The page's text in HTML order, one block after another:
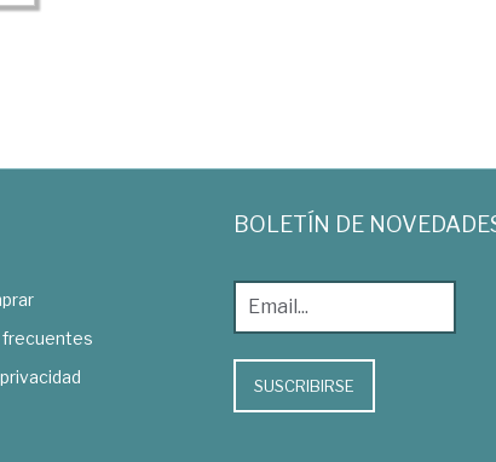
BOLETÍN DE
SUSCRIBIRSE